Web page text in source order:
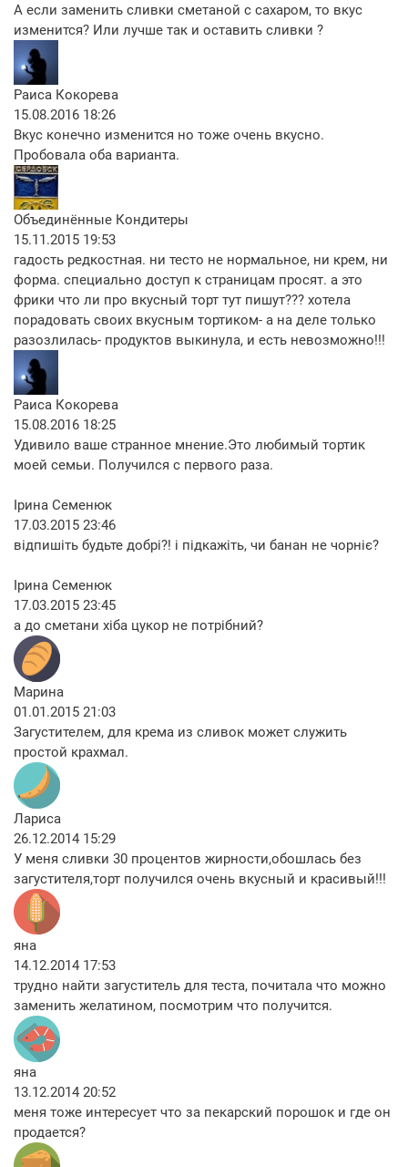
А если заменить сливки сметаной с сахаром, то вкус
изменится? Или лучше так и оставить сливки ?
Раиса Кокорева
15.08.2016 18:26
Вкус конечно изменится но тоже очень вкусно.
Пробовала оба варианта.
Объединённые Кондитеры
15.11.2015 19:53
гадость редкостная. ни тесто не нормальное, ни крем, ни
форма. специально доступ к страницам просят. а это
фрики что ли про вкусный торт тут пишут??? хотела
порадовать своих вкусным тортиком- а на деле только
разозлилась- продуктов выкинула, и есть невозможно!!!
Раиса Кокорева
15.08.2016 18:25
Удивило ваше странное мнение.Это любимый тортик
моей семьи. Получился с первого раза.
Ірина Семенюк
17.03.2015 23:46
відпишіть будьте добрі?! і підкажіть, чи банан не чорніє?
Ірина Семенюк
17.03.2015 23:45
а до сметани хіба цукор не потрібний?
Марина
01.01.2015 21:03
Загустителем, для крема из сливок может служить
простой крахмал.
Лариса
26.12.2014 15:29
У меня сливки 30 процентов жирности,обошлась без
загустителя,торт получился очень вкусный и красивый!!!
яна
14.12.2014 17:53
трудно найти загуститель для теста, почитала что можно
заменить желатином, посмотрим что получится.
яна
13.12.2014 20:52
меня тоже интересует что за пекарский порошок и где он
продается?